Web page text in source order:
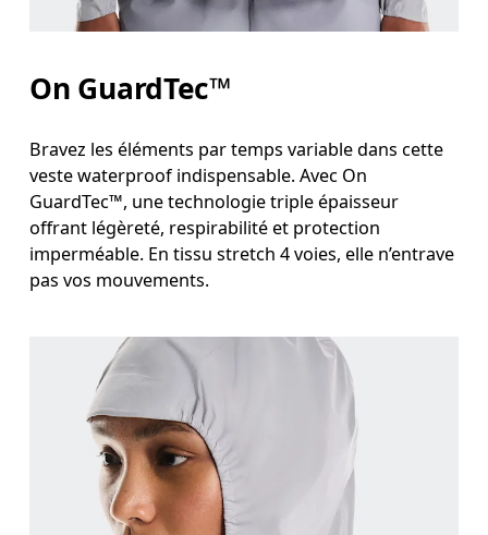
On GuardTec™
Bravez les éléments par temps variable dans cette
veste waterproof indispensable. Avec On
GuardTec™, une technologie triple épaisseur
offrant légèreté, respirabilité et protection
imperméable. En tissu stretch 4 voies, elle n’entrave
pas vos mouvements.